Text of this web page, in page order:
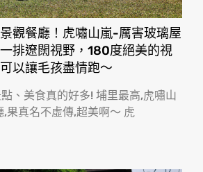
觀餐廳！虎嘯山嵐-厲害玻璃屋
排遼闊視野，180度絕美的視
以讓毛孩盡情跑〜
、美食真的好多! 埔里最高,虎嘯山
果真名不虛傳,超美啊〜 虎